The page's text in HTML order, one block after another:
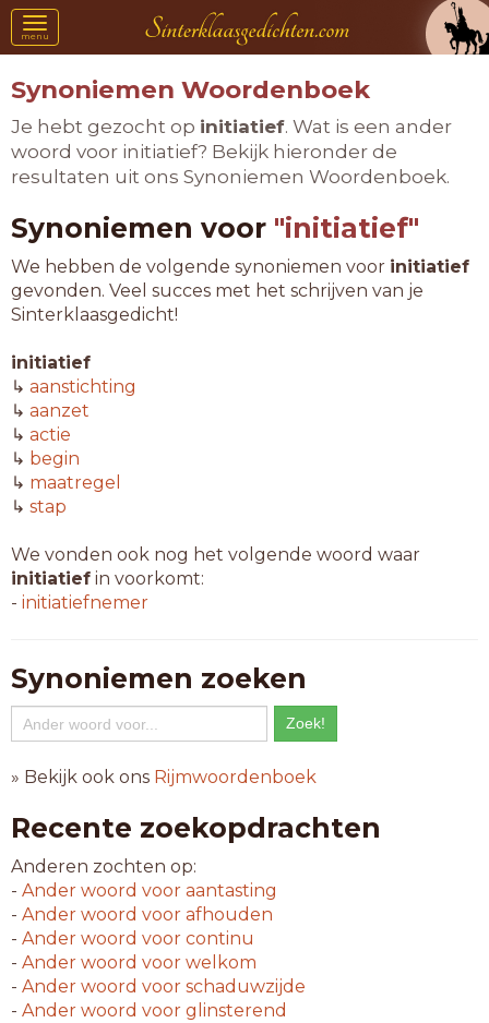
Toggle
navigation
menu
Synoniemen Woordenboek
Je hebt gezocht op initiatief. Wat is een ander
woord voor initiatief? Bekijk hieronder de
resultaten uit ons Synoniemen Woordenboek.
Synoniemen voor "initiatief"
We hebben de volgende synoniemen voor initiatief
gevonden. Veel succes met het schrijven van je
Sinterklaasgedicht!
initiatief
↳ aanstichting
↳ aanzet
↳ actie
↳ begin
↳ maatregel
↳ stap
We vonden ook nog het volgende woord waar
initiatief in voorkomt:
- initiatiefnemer
Synoniemen zoeken
» Bekijk ook ons Rijmwoordenboek
Recente zoekopdrachten
Anderen zochten op:
- Ander woord voor aantasting
- Ander woord voor afhouden
- Ander woord voor continu
- Ander woord voor welkom
- Ander woord voor schaduwzijde
- Ander woord voor glinsterend